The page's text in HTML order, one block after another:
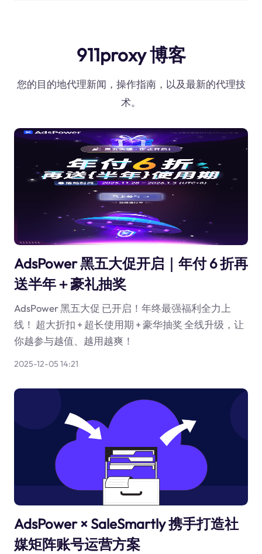
911proxy 博客
您的目的地代理新闻，操作指南，以及最新的代理技
术。
AdsPower 黑五大促开启｜年付 6 折再
送半年＋豪礼抽奖
AdsPower 黑五大促 已开启！年终最强福利全力上
线！ 超大折扣 + 超长使用期 + 豪华抽奖 全线升级，让
你越参与越值、越用越爽！
2025-12-05 14:21
AdsPower × SaleSmartly 携手打造社
媒矩阵账号运营方案